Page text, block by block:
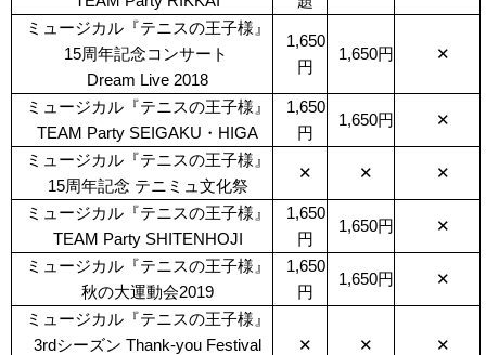
ミュージカル『テニスの王子様』
15周年記念コンサート
Dream Live 2018
1,650
円
1,650円 ✕
ミュージカル『テニスの王子様』
TEAM Party SEIGAKU・HIGA
1,650
円
1,650円 ✕
ミュージカル『テニスの王子様』
15周年記念 テニミュ文化祭
✕ ✕ ✕
ミュージカル『テニスの王子様』
TEAM Party SHITENHOJI
1,650
円
1,650円 ✕
ミュージカル『テニスの王子様』
秋の大運動会2019
1,650
円
1,650円 ✕
ミュージカル『テニスの王子様』
3rdシーズン Thank-you Festival
✕ ✕ ✕